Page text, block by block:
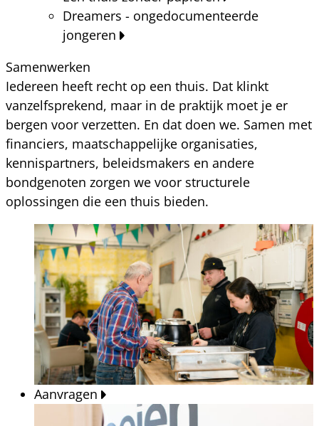
Dreamers - ongedocumenteerde
jongeren
Samenwerken
Iedereen heeft recht op een thuis. Dat klinkt
vanzelfsprekend, maar in de praktijk moet je er
bergen voor verzetten. En dat doen we. Samen met
financiers, maatschappelijke organisaties,
kennispartners, beleidsmakers en andere
bondgenoten zorgen we voor structurele
oplossingen die een thuis bieden.
Aanvragen